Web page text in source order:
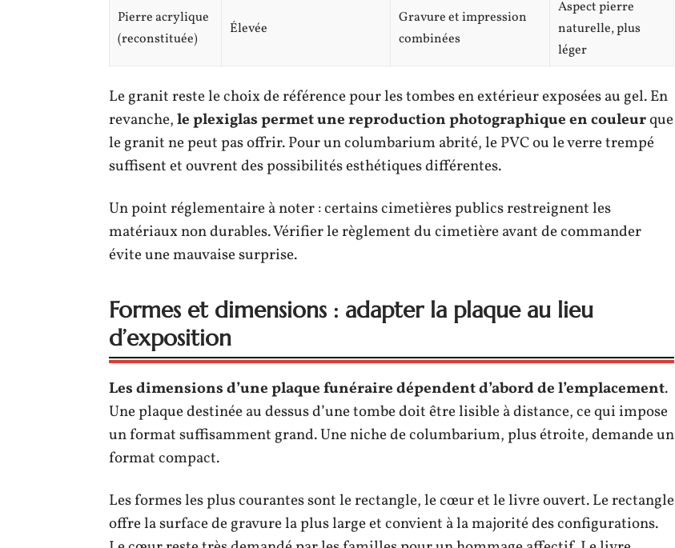
Pierre acrylique
(reconstituée)
Élevée
Gravure et impression
combinées
Aspect pierre
naturelle, plus
léger
Le granit reste le choix de référence pour les tombes en extérieur exposées au gel. En
revanche,le plexiglas permet une reproduction photographique en couleurque
le granit ne peut pas offrir. Pour un columbarium abrité, le PVC ou le verre trempé
suffisent et ouvrent des possibilités esthétiques différentes.
Un point réglementaire à noter : certains cimetières publics restreignent les
matériaux non durables. Vérifier le règlement du cimetière avant de commander
évite une mauvaise surprise.
Formes et dimensions : adapter la plaque au lieu
d’exposition
Les dimensions d’une plaque funéraire dépendent d’abord de l’emplacement.
Une plaque destinée au dessus d’une tombe doit être lisible à distance, ce qui impose
un format suffisamment grand. Une niche de columbarium, plus étroite, demande un
format compact.
Les formes les plus courantes sont le rectangle, le cœur et le livre ouvert. Le rectangle
offre la surface de gravure la plus large et convient à la majorité des configurations.